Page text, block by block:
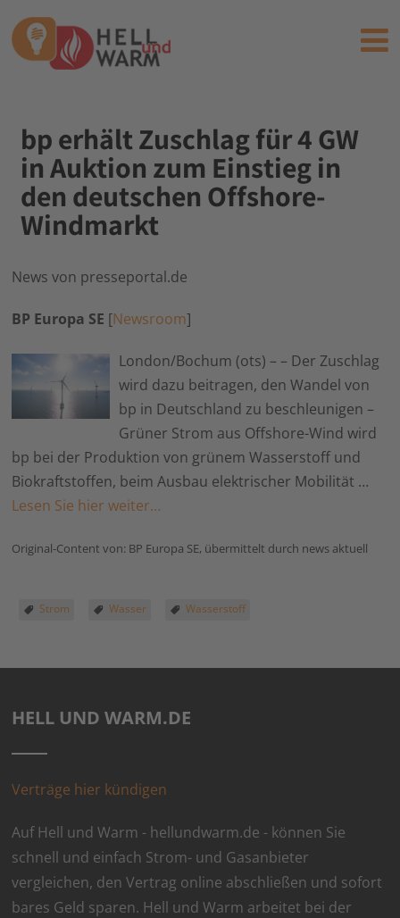
bp erhält Zuschlag für 4 GW
in Auktion zum Einstieg in
den deutschen Offshore-
Windmarkt
News von presseportal.de
BP Europa SE [Newsroom]
London/Bochum (ots) – – Der Zuschlag
wird dazu beitragen, den Wandel von
bp in Deutschland zu beschleunigen –
Grüner Strom aus Offshore-Wind wird
bp bei der Produktion von grünem Wasserstoff und
Biokraftstoffen, beim Ausbau elektrischer Mobilität …
Lesen Sie hier weiter…
Original-Content von: BP Europa SE, übermittelt durch news aktuell
Strom Wasser Wasserstoff
HELL UND WARM.DE
Verträge hier kündigen
Auf Hell und Warm - hellundwarm.de - können Sie
schnell und einfach Strom- und Gasanbieter
vergleichen, den Vertrag online abschließen und sofort
bares Geld sparen. Hell und Warm arbeitet bei der